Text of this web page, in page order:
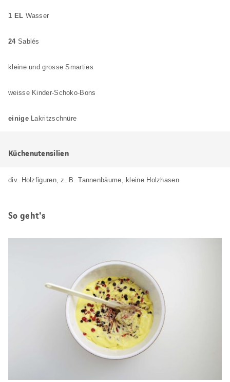
1 EL Wasser
24 Sablés
kleine und grosse Smarties
weisse Kinder-Schoko-Bons
einigeLakritzschnüre
Küchenutensilien
div. Holzfiguren, z. B. Tannenbäume, kleine Holzhasen
So geht's